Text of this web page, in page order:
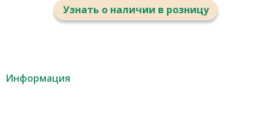
Узнать о наличии в розницу
Информация